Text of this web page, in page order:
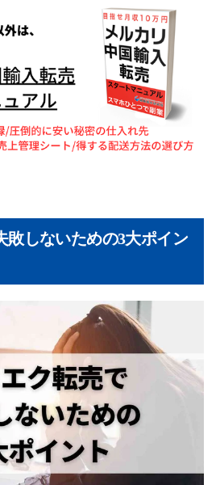
敗しないための3大ポイン